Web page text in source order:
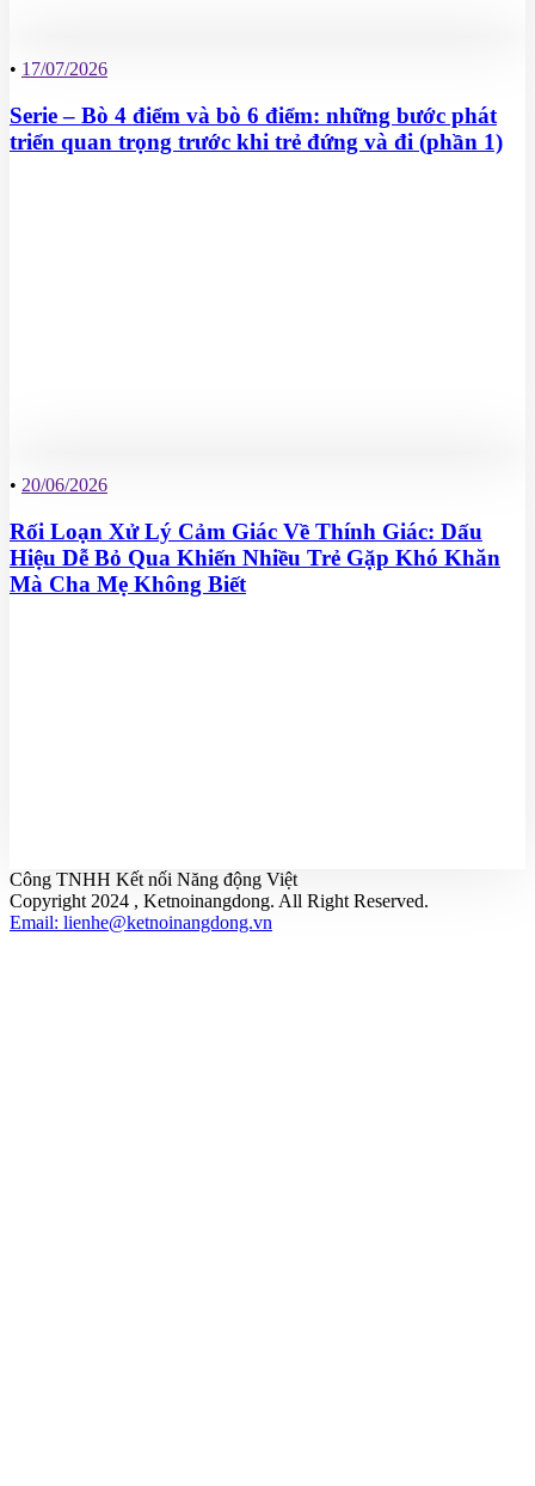
• 17/07/2026
Serie – Bò 4 điểm và bò 6 điểm: những bước phát
triển quan trọng trước khi trẻ đứng và đi (phần 1)
• 20/06/2026
Rối Loạn Xử Lý Cảm Giác Về Thính Giác: Dấu
Hiệu Dễ Bỏ Qua Khiến Nhiều Trẻ Gặp Khó Khăn
Mà Cha Mẹ Không Biết
Công TNHH Kết nối Năng động Việt
Copyright 2024 , Ketnoinangdong. All Right Reserved.
Email: lienhe@ketnoinangdong.vn